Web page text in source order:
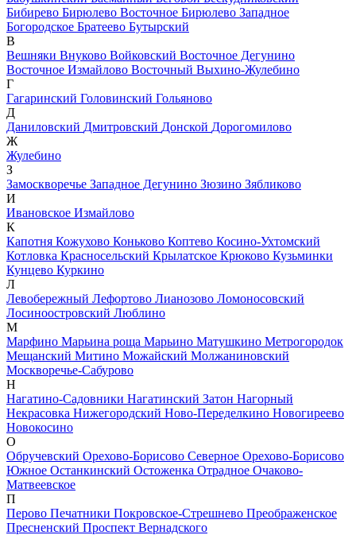
Бибирево Бирюлево Восточное Бирюлево Западное
Богородское Братеево Бутырский
В
Вешняки Внуково Войковский Восточное Дегунино
Восточное Измайлово Восточный Выхино-Жулебино
Г
Гагаринский Головинский Гольяново
Д
Даниловский Дмитровский Донской Дорогомилово
Ж
Жулебино
З
Замоскворечье Западное Дегунино Зюзино Зябликово
И
Ивановское Измайлово
К
Капотня Кожухово Коньково Коптево Косино-Ухтомский
Котловка Красносельский Крылатское Крюково Кузьминки
Кунцево Куркино
Л
Левобережный Лефортово Лианозово Ломоносовский
Лосиноостровский Люблино
М
Марфино Марьина роща Марьино Матушкино Метрогородок
Мещанский Митино Можайский Молжаниновский
Москворечье-Сабурово
Н
Нагатино-Садовники Нагатинский Затон Нагорный
Некрасовка Нижегородский Ново-Переделкино Новогиреево
Новокосино
О
Обручевский Орехово-Борисово Северное Орехово-Борисово
Южное Останкинский Остоженка Отрадное Очаково-
Матвеевское
П
Перово Печатники Покровское-Стрешнево Преображенское
Пресненский Проспект Вернадского